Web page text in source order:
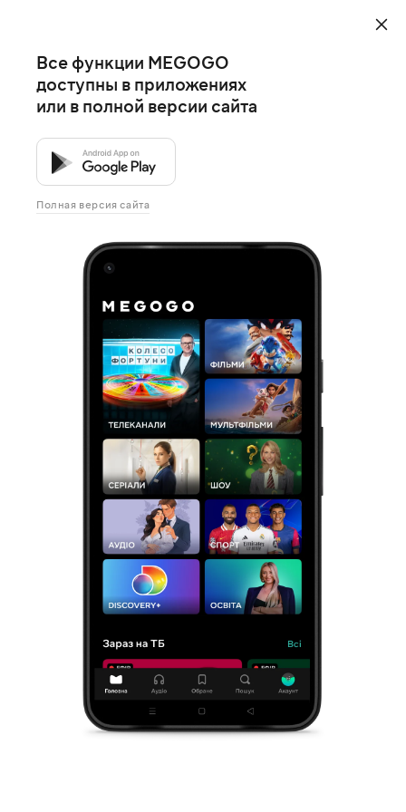
Все функции MEGOGO
доступны в приложениях
или в полной версии сайта
Полная версия сайта